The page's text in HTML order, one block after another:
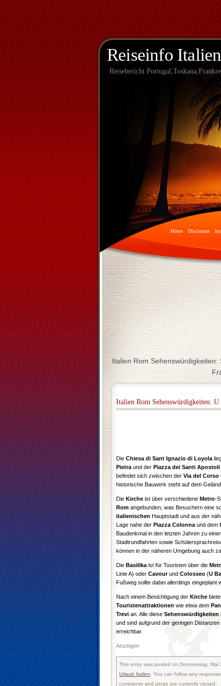
Reiseinfo
Reisebericht
Home Disclaimer
Italien Rom
Italien Rom Sehenswürdigkeiten:
Die Chiesa di Sant Ignazio di Loyola
Pietra und der Piazza dei Santi Apostoli
befindet sich zwischen der Via del Corso
historische Bauwerk steht auf dem
Die Kirche ist über verschiedene Metro-
Rom angebunden, was Besuchern eine
italienischen Hauptstadt und aus der
Lage nahe der Piazza Colonna und dem
Baudenkmal in den letzten Jahren zu
Stadtrundfahrten sowie
können in der näheren Umgebung auch
Die Basilika ist für Touristen über die
Linie A) oder Cavourund Colosseo (U
Fußweg sollte dabei allerdings eingeplant
Nach einem Besichtigung der Kirche
Touristenattraktionen wie etwa dem
Trevi an. Alle diese Sehenswürdigkeiten
und sind aufgrund der geringen Distanzen
erreichbar.
Anzeigen
This entry was posted on Donnerstag,
Urlaub Italien . You can follow any
comments and pings are currently closed.